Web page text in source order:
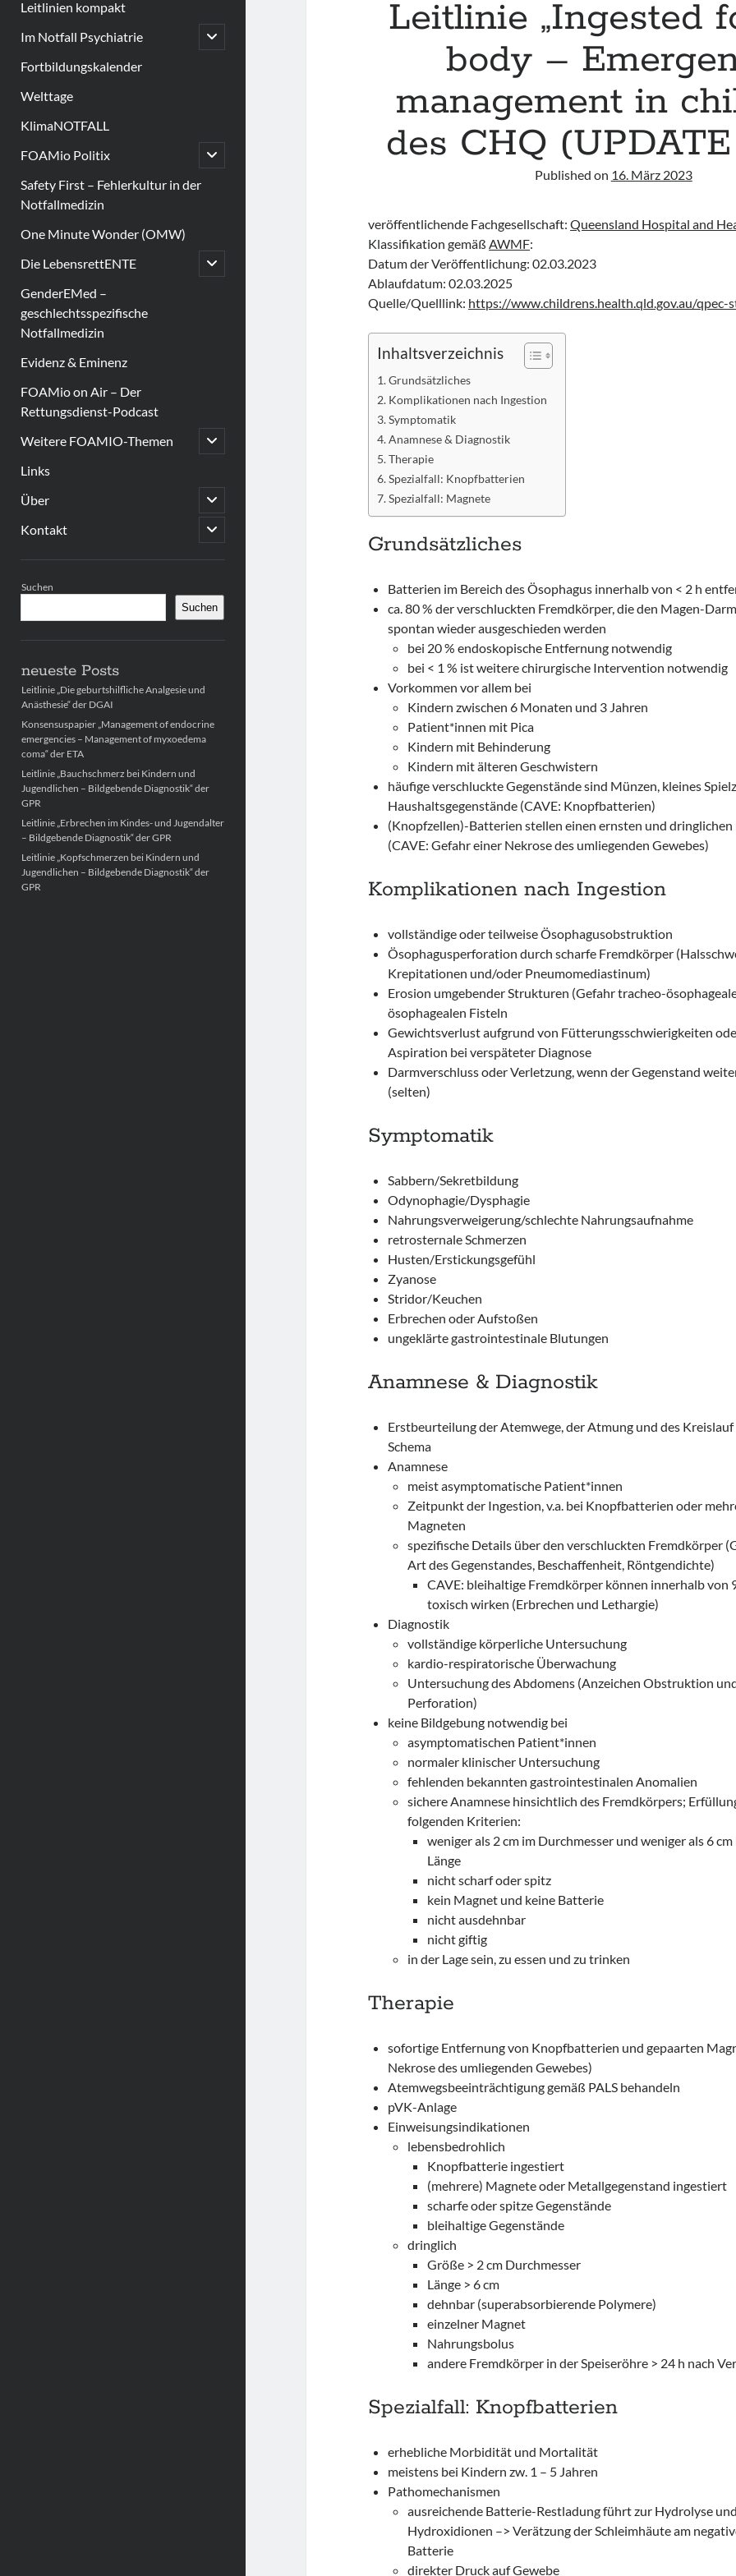
Leitlinien kompakt
Im Notfall Psychiatrie
open
child
Fortbildungskalender
Welttage
KlimaNOTFALL
FOAMio Politix
open
child
Safety First – Fehlerkultur in der
Notfallmedizin
One Minute Wonder (OMW)
Die LebensrettENTE
open
child
GenderEMed –
geschlechtsspezifische
Notfallmedizin
Evidenz & Eminenz
FOAMio on Air – Der
Rettungsdienst-Podcast
Weitere FOAMIO-Themen
open
child
Links
Über
open
child
menu
Kontakt
open
child
Suchen
Suchen
neueste Posts
Leitlinie „Die geburtshilfliche Analgesie und
Anästhesie“ der DGAI
Konsensuspapier „Management of endocrine
emergencies – Management of myxoedema
coma“ der ETA
Leitlinie „Bauchschmerz bei Kindern und
Jugendlichen – Bildgebende Diagnostik“ der
GPR
Leitlinie „Erbrechen im Kindes- und Jugendalter
– Bildgebende Diagnostik“ der GPR
Leitlinie „Kopfschmerzen bei Kindern und
Jugendlichen – Bildgebende Diagnostik“ der
GPR
Leitlinie „Ingested
body –
management in
des CHQ
Published on 16. März 2023
veröffentlichende Fachgesellschaft:Queensland Hospital and
Klassifikation gemäßAWMF:
Datum der Veröffentlichung: 02.03.2023
Ablaufdatum: 02.03.2025
Quelle/Quelllink: https://www.childrens.health.qld.gov.au/qpec-
Inhaltsverzeichnis
Grundsätzliches
Komplikationen nach Ingestion
Symptomatik
Anamnese & Diagnostik
Therapie
Spezialfall: Knopfbatterien
Spezialfall: Magnete
Grundsätzliches
Batterien im Bereich des Ösophagus innerhalb von < 2 h
ca. 80 % der verschluckten Fremdkörper, die den Magen-
spontan wieder ausgeschieden werden
bei 20 % endoskopische Entfernung notwendig
bei < 1 % ist weitere chirurgische Intervention notwendig
Vorkommen vor allem bei
Kindern zwischen 6 Monaten und 3 Jahren
Patient*innen mit Pica
Kindern mit Behinderung
Kindern mit älteren Geschwistern
häufige verschluckte Gegenstände sind Münzen, kleines
Haushaltsgegenstände (CAVE: Knopfbatterien)
(Knopfzellen)-Batterien stellen einen ernsten und
(CAVE: Gefahr einer Nekrose des umliegenden Gewebes)
Komplikationen nach Ingestion
vollständige oder teilweise Ösophagusobstruktion
Ösophagusperforation durch scharfe Fremdkörper
Krepitationen und/oder Pneumomediastinum)
Erosion umgebender Strukturen (Gefahr tracheo-
ösophagealen Fisteln
Gewichtsverlust aufgrund von Fütterungsschwierigkeiten
Aspiration bei verspäteter Diagnose
Darmverschluss oder Verletzung, wenn der Gegenstand
(selten)
Symptomatik
Sabbern/Sekretbildung
Odynophagie/Dysphagie
Nahrungsverweigerung/schlechte Nahrungsaufnahme
retrosternale Schmerzen
Husten/Erstickungsgefühl
Zyanose
Stridor/Keuchen
Erbrechen oder Aufstoßen
ungeklärte gastrointestinale Blutungen
Anamnese & Diagnostik
Erstbeurteilung der Atemwege, der Atmung und des Kreislauf
Schema
Anamnese
meist asymptomatische Patient*innen
Zeitpunkt der Ingestion, v.a. bei Knopfbatterien oder
Magneten
spezifische Details über den verschluckten Fremdkörper
Art des Gegenstandes, Beschaffenheit, Röntgendichte)
CAVE: bleihaltige Fremdkörper können innerhalb von
toxisch wirken (Erbrechen und Lethargie)
Diagnostik
vollständige körperliche Untersuchung
kardio-respiratorische Überwachung
Untersuchung des Abdomens (Anzeichen Obstruktion
Perforation)
keine Bildgebung notwendig bei
asymptomatischen Patient*innen
normaler klinischer Untersuchung
fehlenden bekannten gastrointestinalen Anomalien
sichere Anamnese hinsichtlich des Fremdkörpers;
folgenden Kriterien:
weniger als 2 cm im Durchmesser und weniger als 6
Länge
nicht scharf oder spitz
kein Magnet und keine Batterie
nicht ausdehnbar
nicht giftig
in der Lage sein, zu essen und zu trinken
Therapie
sofortige Entfernung von Knopfbatterien und gepaarten
Nekrose des umliegenden Gewebes)
Atemwegsbeeinträchtigung gemäß PALS behandeln
pVK-Anlage
Einweisungsindikationen
lebensbedrohlich
Knopfbatterie ingestiert
(mehrere) Magnete oder Metallgegenstand ingestiert
scharfe oder spitze Gegenstände
bleihaltige Gegenstände
dringlich
Größe > 2 cm Durchmesser
Länge > 6 cm
dehnbar (superabsorbierende Polymere)
einzelner Magnet
Nahrungsbolus
andere Fremdkörper in der Speiseröhre > 24 h nach
Spezialfall: Knopfbatterien
erhebliche Morbidität und Mortalität
meistens bei Kindern zw. 1 – 5 Jahren
Pathomechanismen
ausreichende Batterie-Restladung führt zur Hydrolyse
Hydroxidionen –> Verätzung der Schleimhäute am
Batterie
direkter Druck auf Gewebe